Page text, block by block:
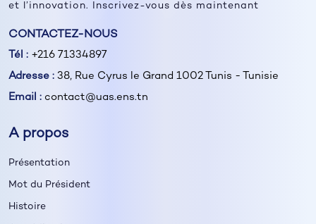
et l’innovation. Inscrivez-vous dès maintenant
CONTACTEZ-NOUS
Tél : +216 71334897
Adresse : 38, Rue Cyrus le Grand 1002 Tunis - Tunisie
Email : contact@uas.ens.tn
A propos
Présentation
Mot du Président
Histoire